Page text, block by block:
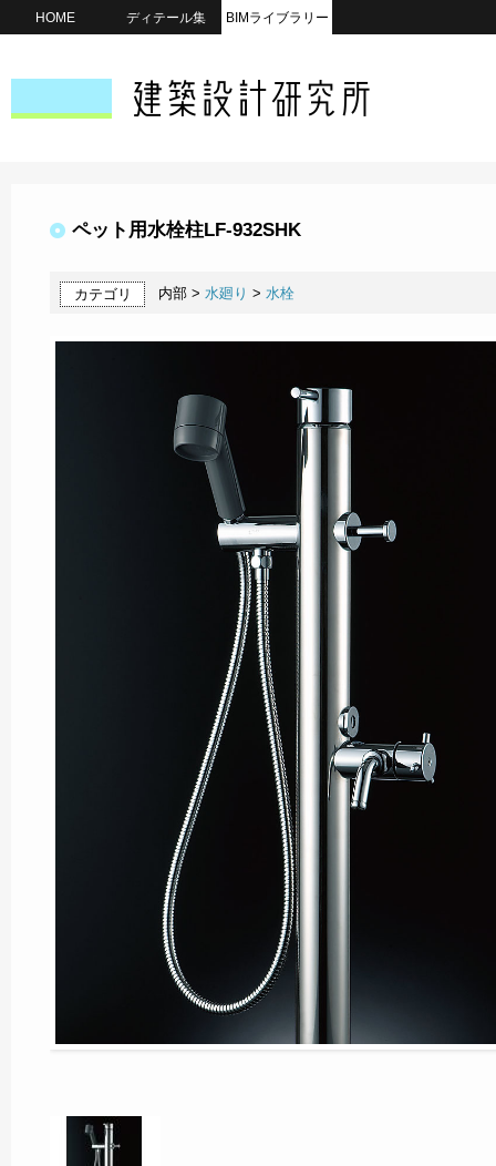
HOME ディテール集 BIMライブラリー
ペット用水栓柱LF-932SHK
カテゴリ 内部 > 水廻り > 水栓